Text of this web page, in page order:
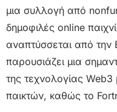
μια συλλογή από
δημοφιλές online
αναπτύσσεται από την
παρουσιάζει μια
της τεχνολογίας
παικτών, καθώς το